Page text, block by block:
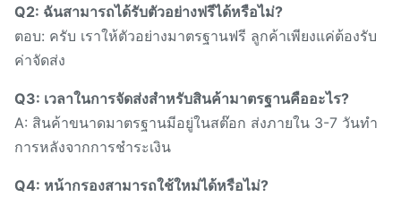
Q2: ฉันสามารถได้รับตัวอย่างฟรีได้หรือไม่?
ตอบ: ครับ เราให้ตัวอย่างมาตรฐานฟรี ลูกค้าเพียงแค่ต้องรับ
ค่าจัดส่ง
Q3: เวลาในการจัดส่งสําหรับสินค้ามาตรฐานคืออะไร?
A: สินค้าขนาดมาตรฐานมีอยู่ในสต๊อก ส่งภายใน 3-7 วันทํา
การหลังจากการชําระเงิน
Q4: หน้ากรองสามารถใช้ใหม่ได้หรือไม่?